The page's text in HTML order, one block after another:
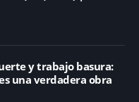
y trabajo basura:
una verdadera obra